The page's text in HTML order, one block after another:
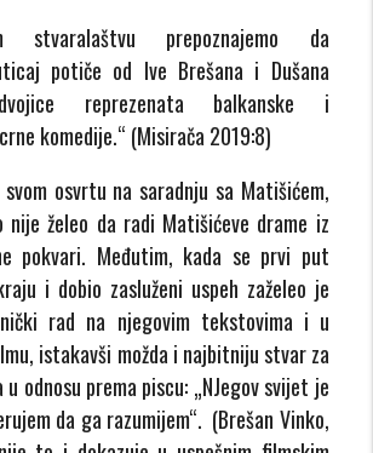
stvaralaštvu prepoznajemo da
potiče od Ive Brešana i Dušana
reprezenata balkanske i
komedije.“ (Misirača 2019:8)
osvrtu na saradnju sa Matišićem,
želeo da radi Matišićeve drame iz
pokvari. Međutim, kada se prvi put
i dobio zasluženi uspeh zaželeo je
rad na njegovim tekstovima i u
istakavši možda i najbitniju stvar za
odnosu prema piscu: „NJegov svijet je
da ga razumijem“. (Brešan Vinko,